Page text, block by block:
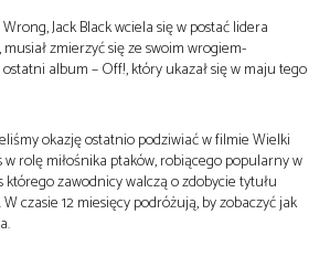
Jack Black wciela się w postać lidera
zmierzyć się ze swoim wrogiem-
album – Off!, który ukazał się w maju tego
okazję ostatnio podziwiać w filmie Wielki
w rolę miłośnika ptaków, robiącego popularny w
którego zawodnicy walczą o zdobycie tytułu
czasie 12 miesięcy podróżują, by zobaczyć jak